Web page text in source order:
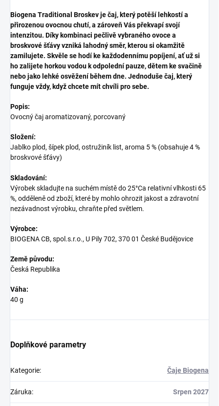
Biogena Traditional Broskev je čaj, který potěší lehkostí a
přirozenou ovocnou chutí, a zároveň Vás překvapí svojí
intenzitou. Díky kombinaci pečlivě vybraného ovoce a
broskvové šťávy vzniká lahodný směr, kterou si okamžitě
zamilujete. Skvěle se hodí ke každodennímu popíjení, ať už si
ho zalijete horkou vodou k odpolední pauze, dětem ke svačině
nebo jako lehké osvěžení během dne. Jednoduše čaj, který
funguje vždy, když chcete mít chvíli pro sebe.
Popis:
Ovocný čaj aromatizovaný, porcovaný
Složení:
Jablko plod, šípek plod, ostružiník list, aroma 5 % (obsahuje 4 %
broskvové šťávy)
Skladování:
Výrobek skladujte na suchém místě do 25°Ca relativní vlhkosti 65
%, odděleně od zboží, které by mohlo ohrozit jakost a zdravotní
nezávadnost výrobku, chraňte před světlem.
Výrobce:
BIOGENA CB, spol.s.r.o., U Pily 702, 370 01 České Budějovice
Země původu:
Česká Republika
Váha:
40 g
Doplňkové parametry
Kategorie: Čaje Biogena
Záruka: Srpen 2027